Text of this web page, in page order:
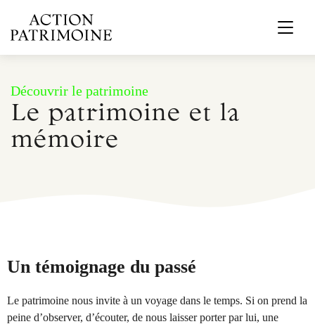
Découvrir le patrimoine
Le patrimoine et la
mémoire
Un témoignage du passé
Le patrimoine nous invite à un voyage dans le temps. Si on prend la
peine d’observer, d’écouter, de nous laisser porter par lui, une